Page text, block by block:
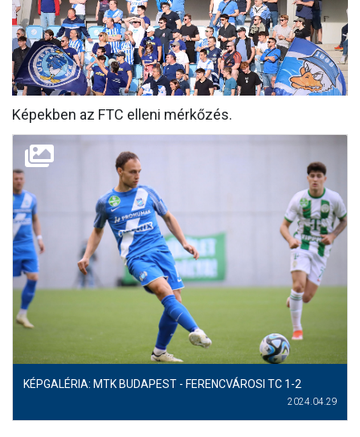
MÉRKŐZÉSEK
KLUB
GALÉRIA
SZURKOLÓI ÉLMÉNYEK
AKKREDITÁCIÓ
Képekben az FTC elleni mérkőzés.
KÉPGALÉRIA: MTK BUDAPEST - FERENCVÁROSI TC 1-2
2024.04.29